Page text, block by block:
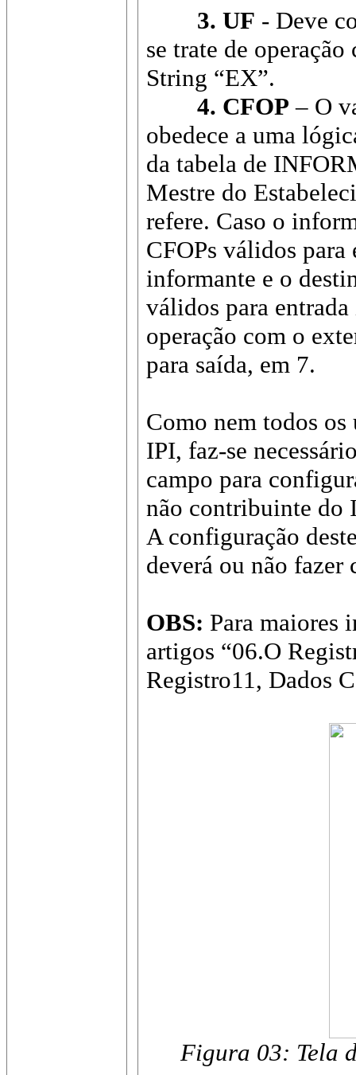
3. UF - Deve
se trate de
String “EX”.
4. CFOP – O
obedece a uma
da tabela de
Mestre do
refere. Caso o
CFOPs válidos para
informante e o
válidos para
operação com o
para saída, em 7.
Como nem todos os
IPI, faz-se
campo para
não contribuinte do
A configuração
deverá ou não
OBS: Para maiores
artigos “06.O
Registro11, Dados
Figura 03: Tela